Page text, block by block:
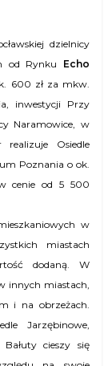
dzielnicy
od Rynku Echo
600 zł za mkw.
inwestycji Przy
Naramowice, w
realizuje Osiedle
Poznania o ok.
cenie od 5 500
w
miastach
dodaną. W
innych miastach,
i na obrzeżach.
Jarzębinowe,
cieszy się